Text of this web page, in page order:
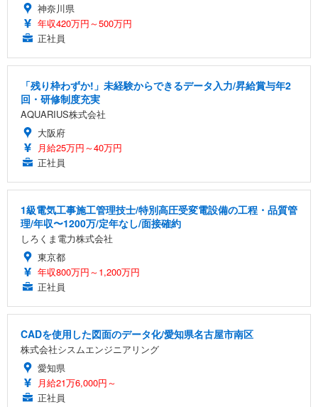
神奈川県
年収420万円～500万円
正社員
「残り枠わずか!」未経験からできるデータ入力/昇給賞与年2
回・研修制度充実
AQUARIUS株式会社
大阪府
月給25万円～40万円
正社員
1級電気工事施工管理技士/特別高圧受変電設備の工程・品質管
理/年収〜1200万/定年なし/面接確約
しろくま電力株式会社
東京都
年収800万円～1,200万円
正社員
CADを使用した図面のデータ化/愛知県名古屋市南区
株式会社シスムエンジニアリング
愛知県
月給21万6,000円～
正社員